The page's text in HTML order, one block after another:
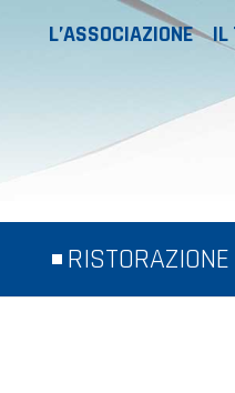
L’ASSOCIAZIONE IL
RISTORAZIONE